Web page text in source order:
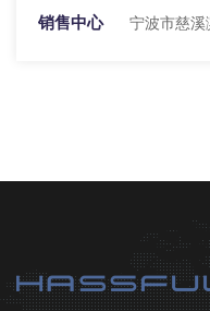
销售中心 宁波市慈